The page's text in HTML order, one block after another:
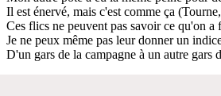
Il est énervé, mais c'est comme ça
Ces flics ne peuvent pas savoir ce qu'on a
Je ne peux même pas leur donner un
D'un gars de la campagne à un autre gars